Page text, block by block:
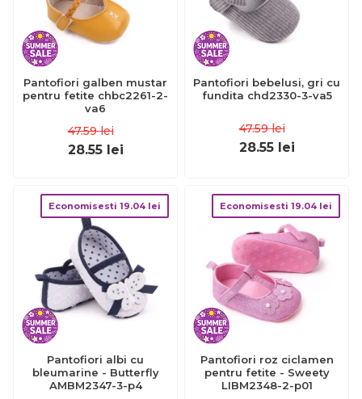
Pantofiori galben mustar
pentru fetite chbc2261-2-
va6
47.59 lei
28.55 lei
Pantofiori bebelusi, gri cu
fundita chd2330-3-va5
47.59 lei
28.55 lei
Economisesti 19.04 lei
Pantofiori albi cu
bleumarine - Butterfly
AMBM2347-3-p4
Economisesti 19.04 lei
Pantofiori roz ciclamen
pentru fetite - Sweety
LIBM2348-2-p01